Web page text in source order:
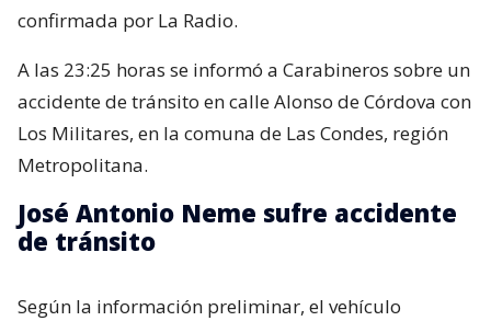
confirmada por La Radio.
A las 23:25 horas se informó a Carabineros sobre un
accidente de tránsito en calle Alonso de Córdova con
Los Militares, en la comuna de Las Condes, región
Metropolitana.
José Antonio Neme sufre accidente
de tránsito
Según la información preliminar, el vehículo